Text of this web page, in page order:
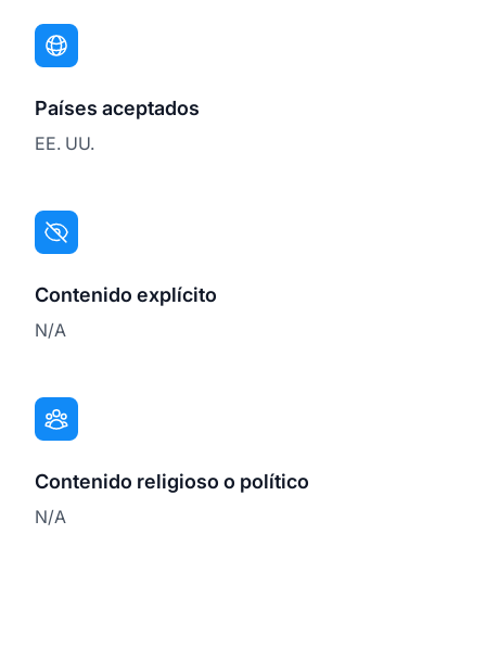
Países aceptados
EE. UU.
Contenido explícito
N/A
Contenido religioso o político
N/A